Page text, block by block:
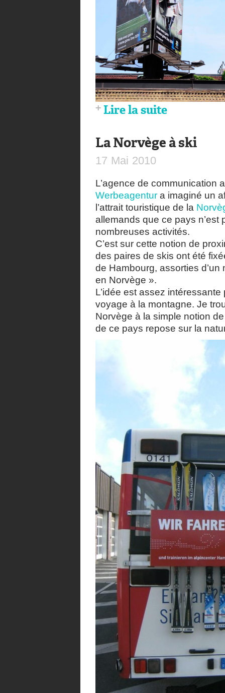
Lire la suite
La Norvège à ski
17 Mai 2010
L’agence de communication
Werbeagentur a imaginé un
l’attrait touristique de la
allemands que ce pays n’est
nombreuses activités.
C’est sur cette notion de
des paires de skis ont été
de Hambourg, assorties
en Norvège ».
L’idée est assez
voyage à la montagne. Je
Norvège à la simple notion
de ce pays repose sur la